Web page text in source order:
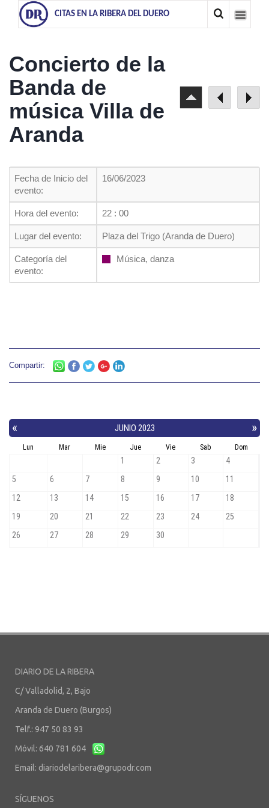
CITAS EN LA RIBERA DEL DUERO
Concierto de la
Banda de
música Villa de
Aranda
Fecha de Inicio del
evento:
16/06/2023
Hora del evento: 22 : 00
Lugar del evento: Plaza del Trigo (Aranda de Duero)
Categoría del
evento:
Música, danza
Compartir:
DIARIO DE LA RIBERA
C/ Valladolid, 2, Bajo
Aranda de Duero (Burgos)
Telf.: 947 50 83 93
Móvil: 640 781 604
Email: diariodelaribera@grupodr.com
SÍGUENOS